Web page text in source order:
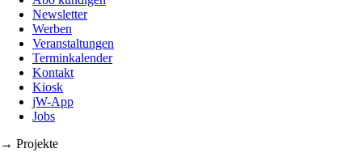
Newsletter
Werben
Veranstaltungen
Terminkalender
Kontakt
Kiosk
jW-App
Jobs
→ Projekte